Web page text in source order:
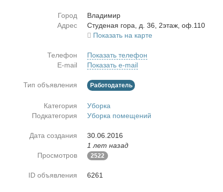
Город
Вла­ди­мир
Адрес
Сту­де­ная го­ра, д. 36, 2этаж, оф.110
Показать на карте
Телефон
Показать телефон
E-mail
Показать e-mail
Тип объявления Работодатель
Категория
Уборка
Подкатегория
Уборка помещений
Дата создания
30.06.2016
1 лет назад
Просмотров
2522
ID объявления 6261